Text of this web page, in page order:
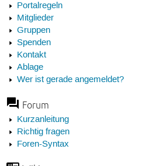
Portalregeln
Mitglieder
Gruppen
Spenden
Kontakt
Ablage
Wer ist gerade angemeldet?
Forum
Kurzanleitung
Richtig fragen
Foren-Syntax